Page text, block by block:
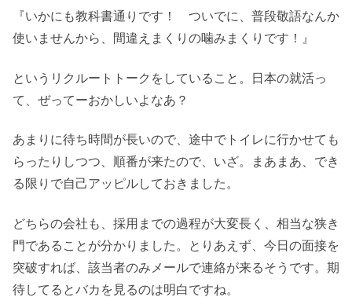
『いかにも教科書通りです！ ついでに、普段敬語なんか
使いませんから、間違えまくりの噛みまくりです！』
というリクルートトークをしていること。日本の就活っ
て、ぜってーおかしいよなあ？
あまりに待ち時間が長いので、途中でトイレに行かせても
らったりしつつ、順番が来たので、いざ。まあまあ、でき
る限りで自己アッピルしておきました。
どちらの会社も、採用までの過程が大変長く、相当な狭き
門であることが分かりました。とりあえず、今日の面接を
突破すれば、該当者のみメールで連絡が来るそうです。期
待してるとバカを見るのは明白ですね。